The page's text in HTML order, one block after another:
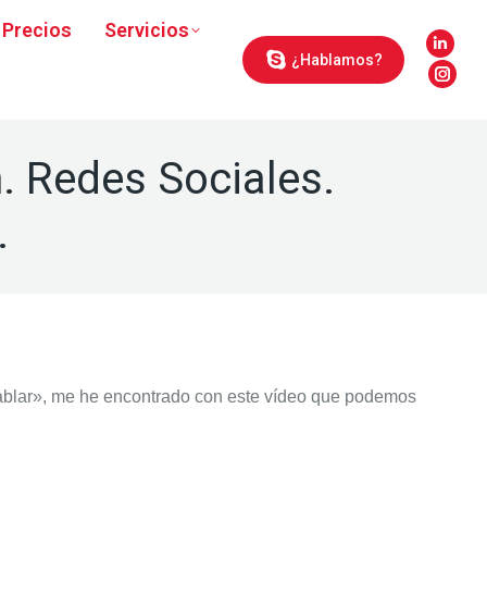
Precios Servicios
¿Hablamos?
page
Redes Sociales.
me he encontrado con este vídeo que podemos